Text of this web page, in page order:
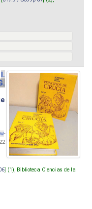
I.
-
] (1), Biblioteca Ciencias de la